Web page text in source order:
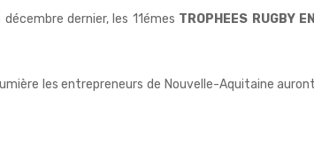
dernier, les 11émes TROPHEES RUGBY
les entrepreneurs de Nouvelle-Aquitaine auront